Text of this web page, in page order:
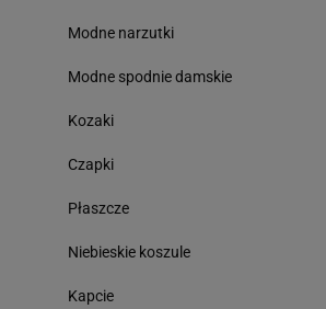
Modne narzutki
Modne spodnie damskie
Kozaki
Czapki
Płaszcze
Niebieskie koszule
Kapcie